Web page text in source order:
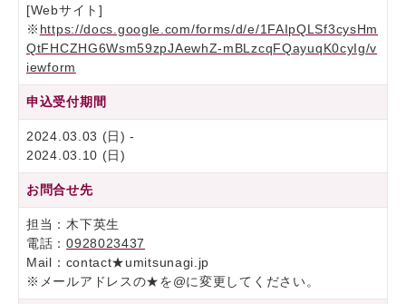
[Webサイト]
※ https://docs.google.com/forms/d/e/1FAIpQLSf3cysHm
QtFHCZHG6Wsm59zpJAewhZ-mBLzcqFQayuqK0cyIg/v
iewform
申込受付期間
2024.03.03 (日) -
2024.03.10 (日)
お問合せ先
担当：木下英生
電話：0928023437
Mail：contact★umitsunagi.jp
※メールアドレスの★を@に変更してください。